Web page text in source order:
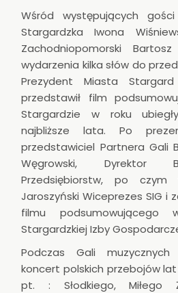
Wśród występujących
Stargardzka Iwona
Zachodniopomorski
wydarzenia kilka słów do
Prezydent Miasta
przedstawił film
Stargardzie w roku
najbliższe lata. Po
przedstawiciel Partnera Gali
Węgrowski, Dyrektor
Przedsiębiorstw, po czym
Jaroszyński Wiceprezes SIG i
filmu
Stargardzkiej Izby
Podczas Gali muzycznych
koncert polskich przebojów
pt. : Słodkiego, Miłego